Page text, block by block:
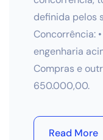
definida pelos
Concorrência:
engenharia
Compras e
650.000,00.
Read More